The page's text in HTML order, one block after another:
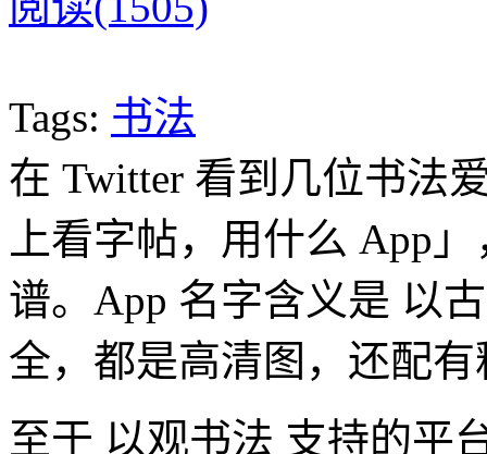
Tags: 书法
在 Twitter 看到几位书法
上看字帖，用什么 App
谱。App 名字含义是 以
全，都是高清图，还配
至于 以观书法 支持的平